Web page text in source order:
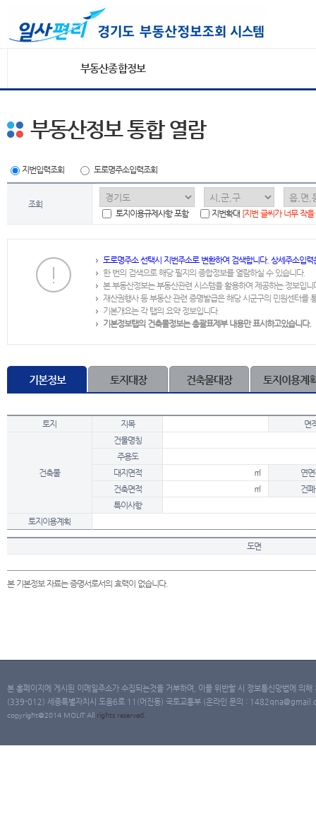
부동산종합정보
부동산정보 통합 열람
지번입력조회 도로명주소입력조회
조회
토지이용규제사항 포함
지번확대 [지번 글씨가 너무 작
도로명주소 선택시 지번주소로 변환하여 검색합니다. 상세주소입
한 번의 검색으로 해당 필지의 종합정보를 열람하실 수 있습니다.
본 부동산정보는 부동산관련 시스템을 활용하여 제공하는 정보입니
재산권행사 등 부동산 관련 증명발급은 해당 시군구의 민원센터를
기본개요는 각 탭의 요약 정보입니다.
기본정보탭의 건축물정보는 총괄표제부 내용만 표시하고있습니다.
기본정보 토지대장 건축물대장 토지이용계
토지 지목 면
건축물
건물명칭
주용도
대지면적
㎡
연
건축면적
㎡
건
특이사항
토지이용계획
도면
본 기본정보 자료는 증명서로서의 효력이 없습니다.
본 홈페이지에 게시된 이메일주소가 수집되는것을 거부하며, 이를 위반할 시 정보통신망법에 의
(339-012) 세종특별자치시 도움6로 11(어진동) 국토교통부 (온라인 문의 :
copyright@2014 MOLIT All rights reserved.